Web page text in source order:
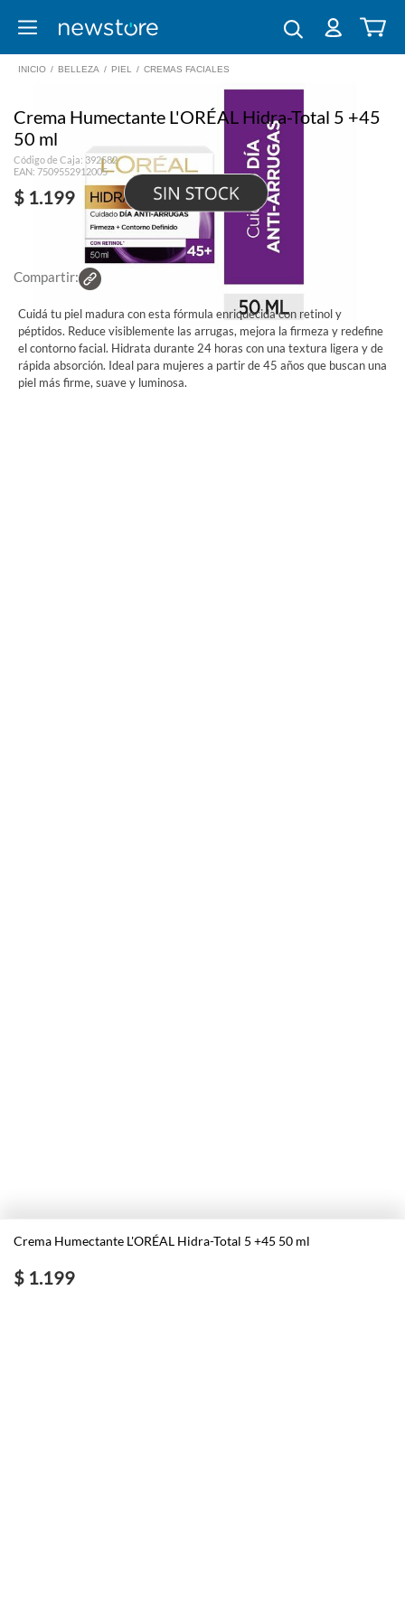
Crema Humectante L'ORÉAL Hidra-Total 5 +45 50 ml
$ 1.199
INICIO / BELLEZA / PIEL / CREMAS FACIALES
Crema Humectante L'ORÉAL Hidra-Total 5 +45
50 ml
Código de Caja: 392582
EAN: 7509552912005
$ 1.199
Compartir:
Cuidá tu piel madura con esta fórmula enriquecida con retinol y
péptidos. Reduce visiblemente las arrugas, mejora la firmeza y redefine
el contorno facial. Hidrata durante 24 horas con una textura ligera y de
rápida absorción. Ideal para mujeres a partir de 45 años que buscan una
piel más firme, suave y luminosa.